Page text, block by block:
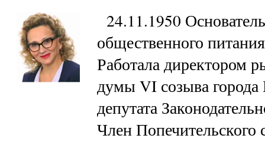
24.11.1950
общественного
Работала директором
думы VI созыва
депутата
Член Попечительского